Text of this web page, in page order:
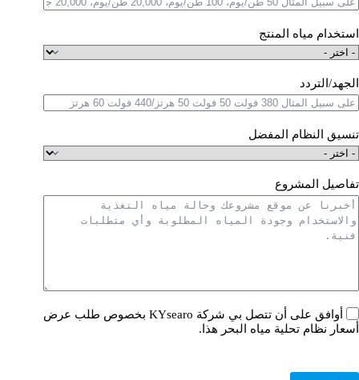
استخدام مياه المنتج
الجهد/التردد
تنسيق النظام المفضل
تفاصيل المشروع
أوافق على أن تتصل بي شركة KYsearo بخصوص طلب عرض
أسعار نظام تحلية مياه البحر هذا.